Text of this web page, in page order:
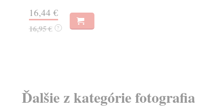
16,44 €
16,95 € ?
Ďalšie z kategórie fotografia